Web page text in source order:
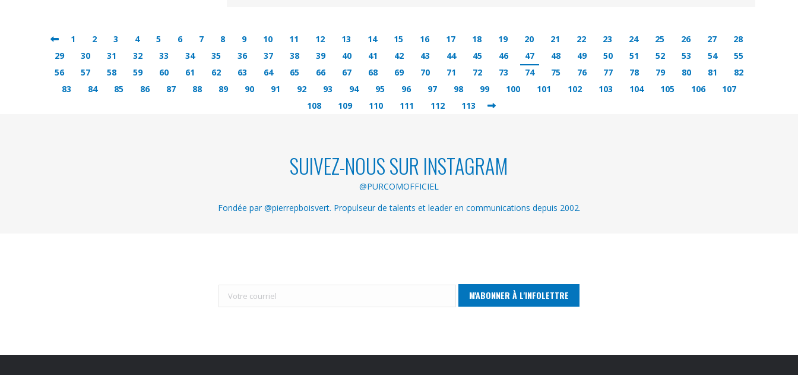
1 2 3 4 5 6 7 8 9 10 11 12 13 14 15 16 17 18 19 20 21 22 23 24 25 26 27
28
29
30 31 32 33 34 35 36 37 38 39 40 41 42 43 44 45 46 47 48 49 50 51 52 53 54
55
56
57 58 59 60 61 62 63 64 65 66 67 68 69 70 71 72 73 74 75 76 77 78 79 80 81
82
83
84 85 86 87 88 89 90 91 92 93 94 95 96 97 98 99 100 101 102 103 104 105 106
107
108
109 110 111 112 113
SUIVEZ-NOUS SUR INSTAGRAM
@PURCOMOFFICIEL
Fondée par @pierrepboisvert. Propulseur de talents et leader en communications depuis 2002.